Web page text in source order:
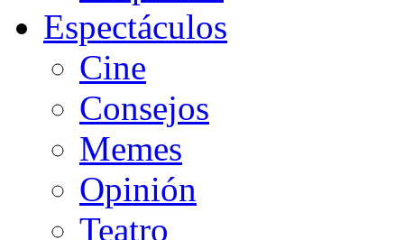
Espectáculos
Cine
Consejos
Memes
Opinión
Teatro